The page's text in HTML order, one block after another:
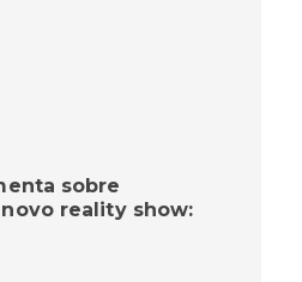
sobre
reality show: